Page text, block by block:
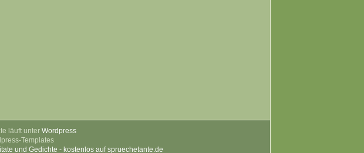
läuft unter Wordpress
Templates
und Gedichte - kostenlos auf spruechetante.de